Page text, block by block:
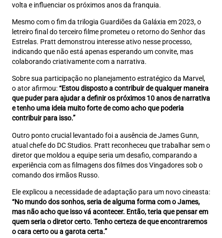
volta e influenciar os próximos anos da franquia.
Mesmo com o fim da trilogia Guardiões da Galáxia em 2023, o
letreiro final do terceiro filme prometeu o retorno do Senhor das
Estrelas. Pratt demonstrou interesse ativo nesse processo,
indicando que não está apenas esperando um convite, mas
colaborando criativamente com a narrativa.
Sobre sua participação no planejamento estratégico da Marvel,
o ator afirmou:“Estou disposto a contribuir de qualquer maneira
que puder para ajudar a definir os próximos 10 anos de narrativa
e tenho uma ideia muito forte de como acho que poderia
contribuir para isso.”
Outro ponto crucial levantado foi a ausência de James Gunn,
atual chefe do DC Studios. Pratt reconheceu que trabalhar sem o
diretor que moldou a equipe seria um desafio, comparando a
experiência com as filmagens dos filmes dos Vingadores sob o
comando dos irmãos Russo.
Ele explicou a necessidade de adaptação para um novo cineasta:
“No mundo dos sonhos, seria de alguma forma com o James,
mas não acho que isso vá acontecer. Então, teria que pensar em
quem seria o diretor certo. Tenho certeza de que encontraremos
o cara certo ou a garota certa.”